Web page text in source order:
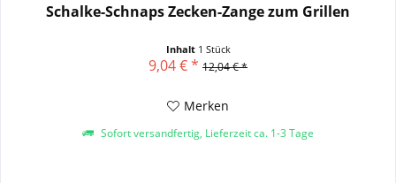
Schalke-Schnaps Zecken-Zange zum Grillen
Inhalt 1 Stück
9,04 € * 12,04 € *
Merken
Sofort versandfertig, Lieferzeit ca. 1-3 Tage